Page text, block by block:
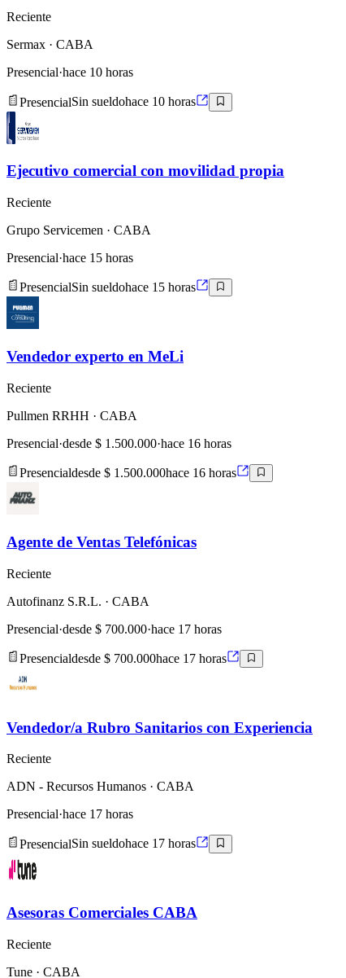
Reciente
Sermax · CABA
Presencial·hace 10 horas
PresencialSin sueldohace 10 horas
Ejecutivo comercial con movilidad propia
Reciente
Grupo Servicemen · CABA
Presencial·hace 15 horas
PresencialSin sueldohace 15 horas
Vendedor experto en MeLi
Reciente
Pullmen RRHH · CABA
Presencial·desde $ 1.500.000·hace 16 horas
Presencialdesde $ 1.500.000hace 16 horas
Agente de Ventas Telefónicas
Reciente
Autofinanz S.R.L. · CABA
Presencial·desde $ 700.000·hace 17 horas
Presencialdesde $ 700.000hace 17 horas
Vendedor/a Rubro Sanitarios con Experiencia
Reciente
ADN - Recursos Humanos · CABA
Presencial·hace 17 horas
PresencialSin sueldohace 17 horas
Asesoras Comerciales CABA
Reciente
Tune · CABA